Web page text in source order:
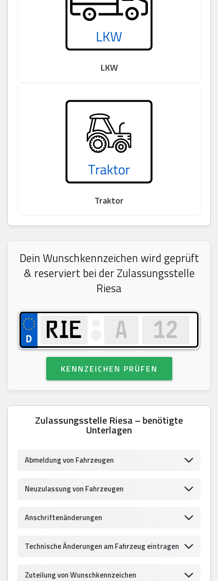
LKW
Traktor
Dein Wunschkennzeichen wird geprüft
& reserviert bei der Zulassungsstelle
Riesa
KENNZEICHEN PRÜFEN
Zulassungsstelle Riesa – benötigte
Unterlagen
Abmeldung von Fahrzeugen
Neuzulassung von Fahrzeugen
Anschriftenänderungen
Technische Änderungen am Fahrzeug eintragen
Zuteilung von Wunschkennzeichen